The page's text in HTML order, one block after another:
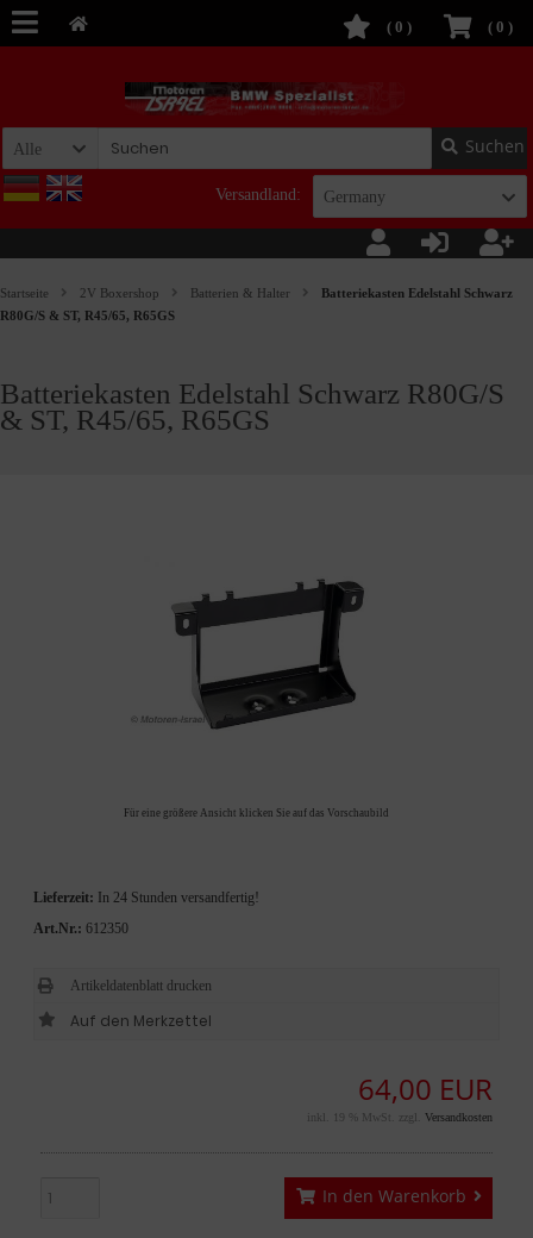
( 0 )
( 0 )
Alle Suchen
Versandland: Germany
Startseite 2V Boxershop Batterien & Halter
Batteriekasten Edelstahl Schwarz
R80G/S & ST, R45/65, R65GS
Batteriekasten Edelstahl Schwarz R80G/S
& ST, R45/65, R65GS
Für eine größere Ansicht klicken Sie auf das Vorschaubild
64,00 EUR
inkl. 19 % MwSt. zzgl. Versandkosten
In den Warenkorb
Lieferzeit:
In 24 Stunden versandfertig!
Art.Nr.: 612350
Artikeldatenblatt drucken